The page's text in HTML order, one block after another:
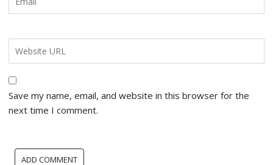
Save my name, email, and website in this browser for the
next time I comment.